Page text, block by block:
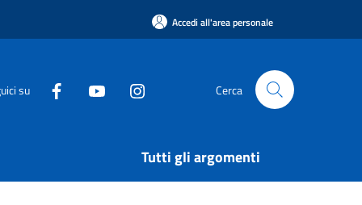
Accedi all'area personale
su Cerca
Tutti gli argomenti